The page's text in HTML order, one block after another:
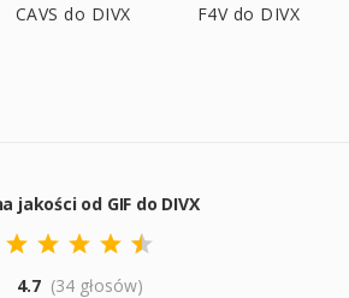
CAVS do DIVX F4V do DIVX
jakości od GIF do DIVX
4.7 (34 głosów)